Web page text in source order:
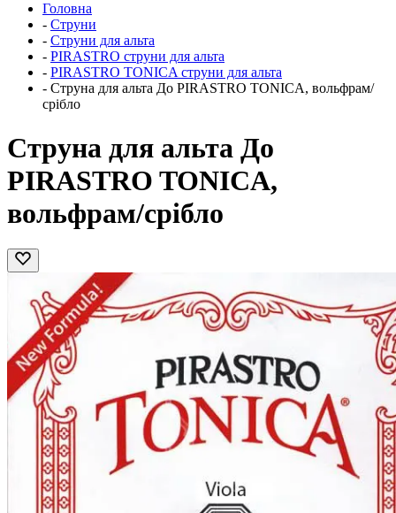
Головна
- Струни
- Струни для альта
- PIRASTRO струни для альта
- PIRASTRO TONICA струни для альта
- Струна для альта До PIRASTRO TONICA, вольфрам/
срібло
Струна для альта До
PIRASTRO TONICA,
вольфрам/срібло